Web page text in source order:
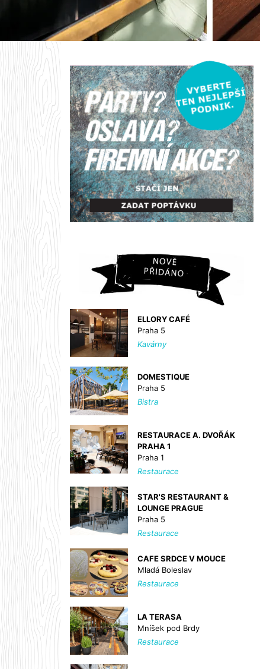
ELLORY CAFÉ
Praha 5
Kavárny
DOMESTIQUE
Praha 5
Bistra
RESTAURACE A. DVOŘÁK
PRAHA 1
Praha 1
Restaurace
STAR'S RESTAURANT &
LOUNGE PRAGUE
Praha 5
Restaurace
CAFE SRDCE V MOUCE
Mladá Boleslav
Restaurace
LA TERASA
Mníšek pod Brdy
Restaurace